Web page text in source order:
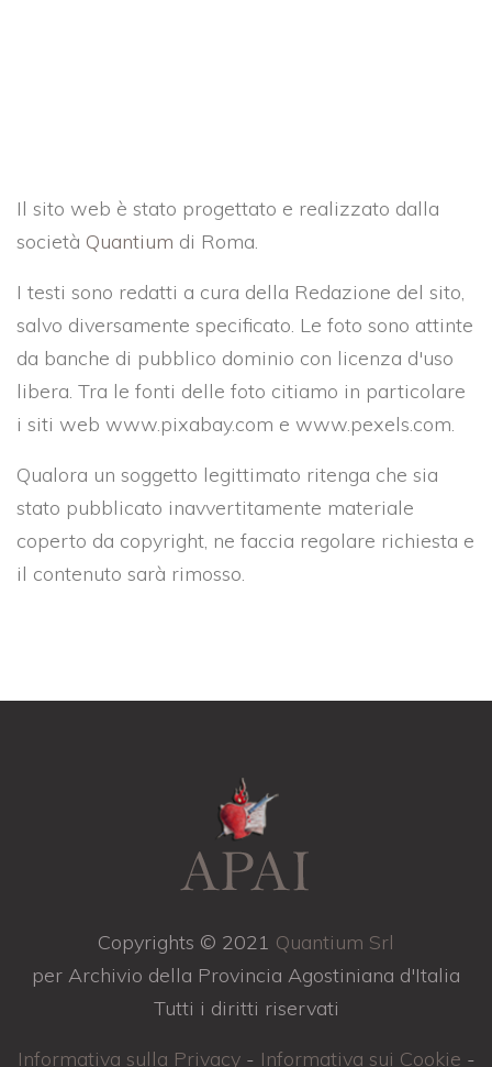
Il sito web è stato progettato e realizzato dalla
società Quantium di Roma.
I testi sono redatti a cura della Redazione del sito,
salvo diversamente specificato. Le foto sono attinte
da banche di pubblico dominio con licenza d'uso
libera. Tra le fonti delle foto citiamo in particolare
i siti web www.pixabay.com e www.pexels.com.
Qualora un soggetto legittimato ritenga che sia
stato pubblicato inavvertitamente materiale
coperto da copyright, ne faccia regolare richiesta e
il contenuto sarà rimosso.
Copyrights © 2021 Quantium Srl
per Archivio della Provincia Agostiniana d'Italia
Tutti i diritti riservati
Informativa sulla Privacy- Informativa sui Cookie -